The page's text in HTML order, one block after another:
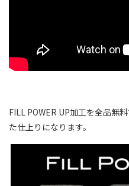
FILL POWER UP加工を全品無
た仕上りになります。